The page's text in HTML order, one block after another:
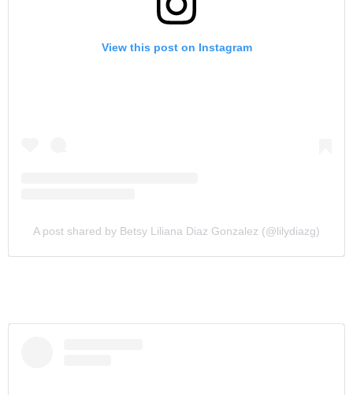
View this post on Instagram
A post shared by Betsy Liliana Diaz Gonzalez (@lilydiazg)